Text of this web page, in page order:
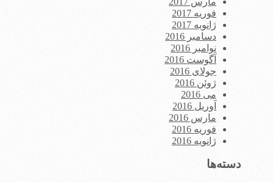
فوریه 2017
ژانویه 2017
دسامبر 2016
نوامبر 2016
آگوست 2016
جولای 2016
ژوئن 2016
می 2016
آوریل 2016
مارس 2016
فوریه 2016
ژانویه 2016
دسته‌ها